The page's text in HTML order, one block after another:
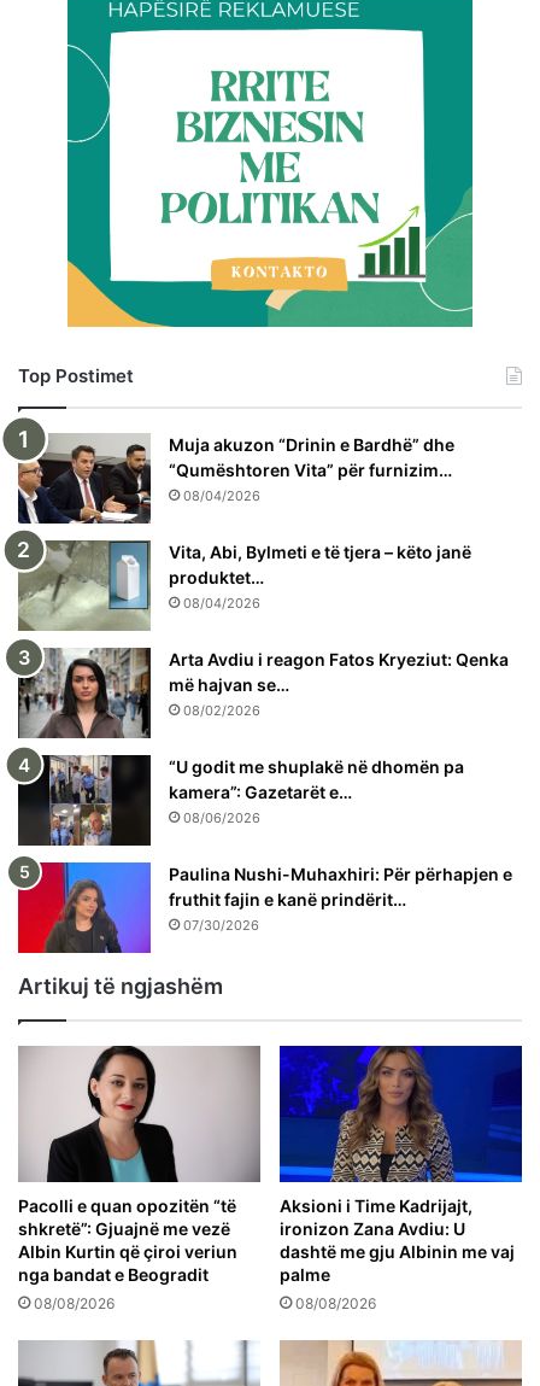
Top Postimet
Muja akuzon “Drinin e Bardhë” dhe
“Qumështoren Vita” për furnizim…
08/04/2026
Vita, Abi, Bylmeti e të tjera – këto janë
produktet…
08/04/2026
Arta Avdiu i reagon Fatos Kryeziut: Qenka
më hajvan se…
08/02/2026
“U godit me shuplakë në dhomën pa
kamera”: Gazetarët e…
08/06/2026
Paulina Nushi-Muhaxhiri: Për përhapjen e
fruthit fajin e kanë prindërit…
07/30/2026
Artikuj të ngjashëm
Pacolli e quan opozitën “të
shkretë”: Gjuajnë me vezë
Albin Kurtin që çiroi veriun
nga bandat e Beogradit
08/08/2026
Aksioni i Time Kadrijajt,
ironizon Zana Avdiu: U
dashtë me gju Albinin me vaj
palme
08/08/2026